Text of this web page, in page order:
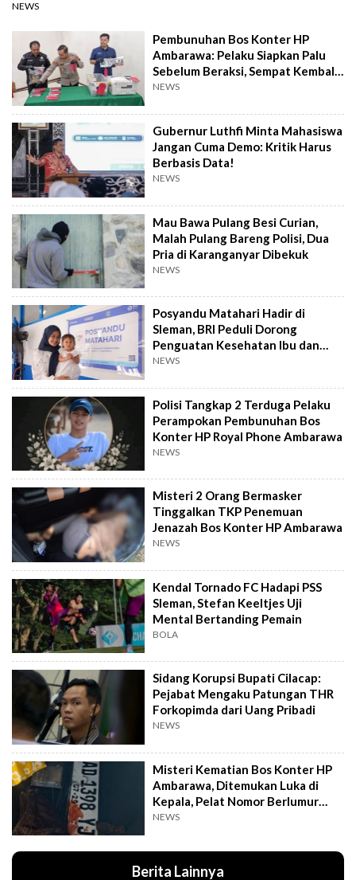
NEWS
Pembunuhan Bos Konter HP
Ambarawa: Pelaku Siapkan Palu
Sebelum Beraksi, Sempat Kembali
Datangi TKP
NEWS
Gubernur Luthfi Minta Mahasiswa
Jangan Cuma Demo: Kritik Harus
Berbasis Data!
NEWS
Mau Bawa Pulang Besi Curian,
Malah Pulang Bareng Polisi, Dua
Pria di Karanganyar Dibekuk
NEWS
Posyandu Matahari Hadir di
Sleman, BRI Peduli Dorong
Penguatan Kesehatan Ibu dan
Anak
NEWS
Polisi Tangkap 2 Terduga Pelaku
Perampokan Pembunuhan Bos
Konter HP Royal Phone Ambarawa
NEWS
Misteri 2 Orang Bermasker
Tinggalkan TKP Penemuan
Jenazah Bos Konter HP Ambarawa
NEWS
Kendal Tornado FC Hadapi PSS
Sleman, Stefan Keeltjes Uji
Mental Bertanding Pemain
BOLA
Sidang Korupsi Bupati Cilacap:
Pejabat Mengaku Patungan THR
Forkopimda dari Uang Pribadi
NEWS
Misteri Kematian Bos Konter HP
Ambarawa, Ditemukan Luka di
Kepala, Pelat Nomor Berlumur
Darah
NEWS
Berita Lainnya